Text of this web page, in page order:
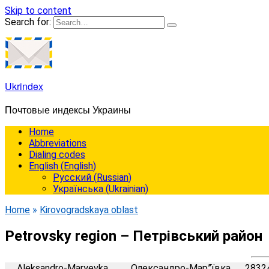
Skip to content
Search for:
Ukrindex
Почтовые индексы Украины
Home
Abbreviations
Dialing codes
English (English)
Русский (Russian)
Українська (Ukrainian)
Home » Kirovogradskaya oblast
Petrovsky region – Петрівський район